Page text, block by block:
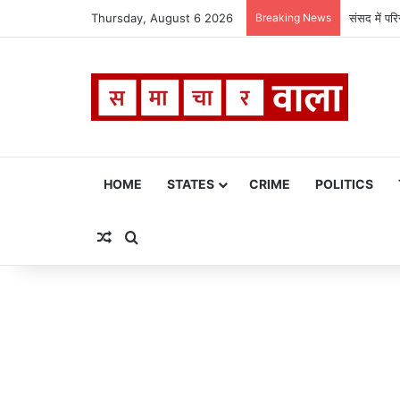
Thursday, August 6 2026 Breaking News संसद में
HOME STATES CRIME POLITICS
Random Article
Search for